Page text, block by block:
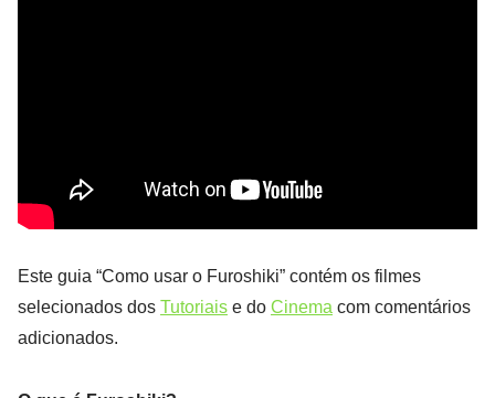
Este guia “Como usar o Furoshiki” contém os filmes
selecionados dos Tutoriais e do Cinema com comentários
adicionados.